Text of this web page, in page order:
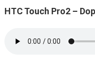
HTC Touch Pro2 –